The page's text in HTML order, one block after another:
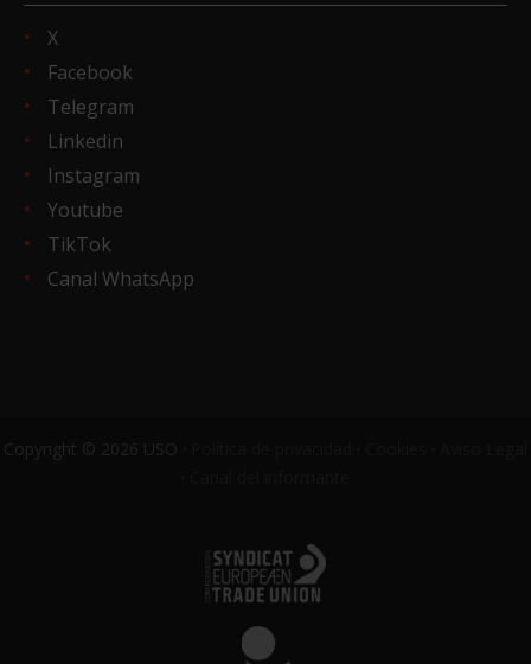
X
Facebook
Telegram
Linkedin
Instagram
Youtube
TikTok
Canal WhatsApp
Copyright © 2026 USO ·